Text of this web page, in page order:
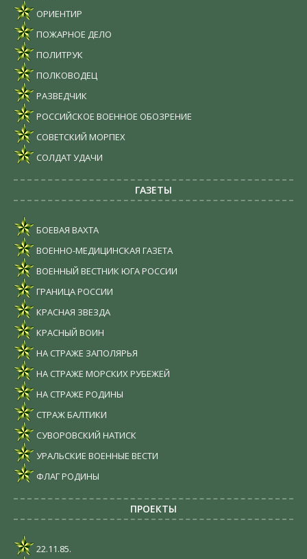
ОРИЕНТИР
ПОЖАРНОЕ ДЕЛО
ПОЛИТРУК
ПОЛКОВОДЕЦ
РАЗВЕДЧИК
РОССИЙСКОЕ ВОЕННОЕ ОБОЗРЕНИЕ
СОВЕТСКИЙ МОРПЕХ
СОЛДАТ УДАЧИ
ГАЗЕТЫ
БОЕВАЯ ВАХТА
ВОЕННО-МЕДИЦИНСКАЯ ГАЗЕТА
ВОЕННЫЙ ВЕСТНИК ЮГА РОССИИ
ГРАНИЦА РОССИИ
КРАСНАЯ ЗВЕЗДА
КРАСНЫЙ ВОИН
НА СТРАЖЕ ЗАПОЛЯРЬЯ
НА СТРАЖЕ МОРСКИХ РУБЕЖЕЙ
НА СТРАЖЕ РОДИНЫ
СТРАЖ БАЛТИКИ
СУВОРОВСКИЙ НАТИСК
УРАЛЬСКИЕ ВОЕННЫЕ ВЕСТИ
ФЛАГ РОДИНЫ
ПРОЕКТЫ
22.11.85.